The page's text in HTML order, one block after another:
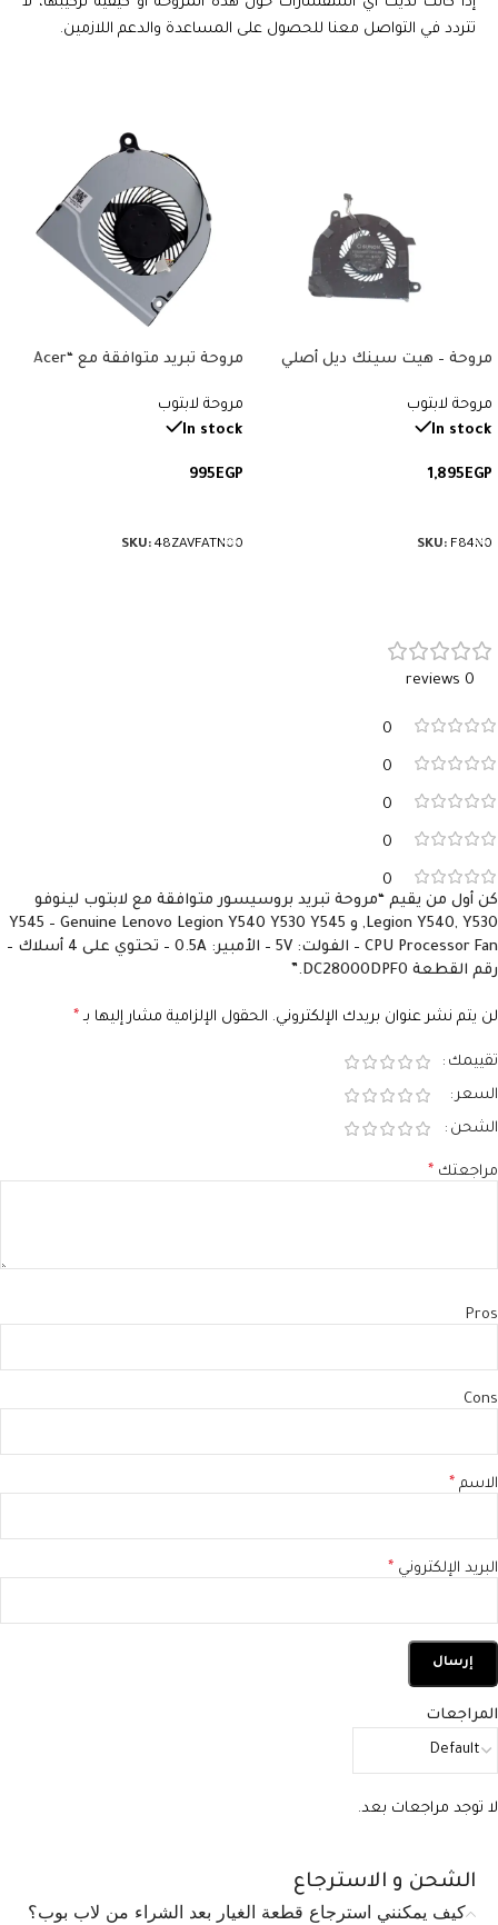
تتردد في التواصل معنا للحصول على المساعدة والدعم اللازمين.
مروحة – هيت سينك ديل أصلي
رقم القطعة: F84N0.
مروحة لابتوب
In stock
1,895EGP
SKU: F84N0
مروحة تبريد متوافقة مع “Acer
A517, A615, A314-31, A315-21, A315-
31”. رقم القطعة: 48ZAVFATN00.
مروحة لابتوب
In stock
995EGP
SKU: 48ZAVFATN00
0 reviews
0
0
0
0
0
المراجعات
لا توجد مراجعات بعد.
كن أول من يقيم “مروحة تبريد بروسيسور متوافقة مع لابتوب لينوفو
Legion Y540, Y530, و Y545 – Genuine Lenovo Legion Y540 Y530 Y545
CPU Processor Fan – الفولت: 5V – الأمبير: 0.5A – تحتوي على 4 أسلاك –
رقم القطعة DC28000DPF0.”
لن يتم نشر عنوان بريدك الإلكتروني. الحقول الإلزامية مشار إليها بـ *
تقييمك
السعر
الشحن
مراجعتك *
Pros
Cons
الاسم *
البريد الإلكتروني *
الشحن و الاسترجاع
كيف يمكنني استرجاع قطعة الغيار بعد الشراء من لاب بوب؟